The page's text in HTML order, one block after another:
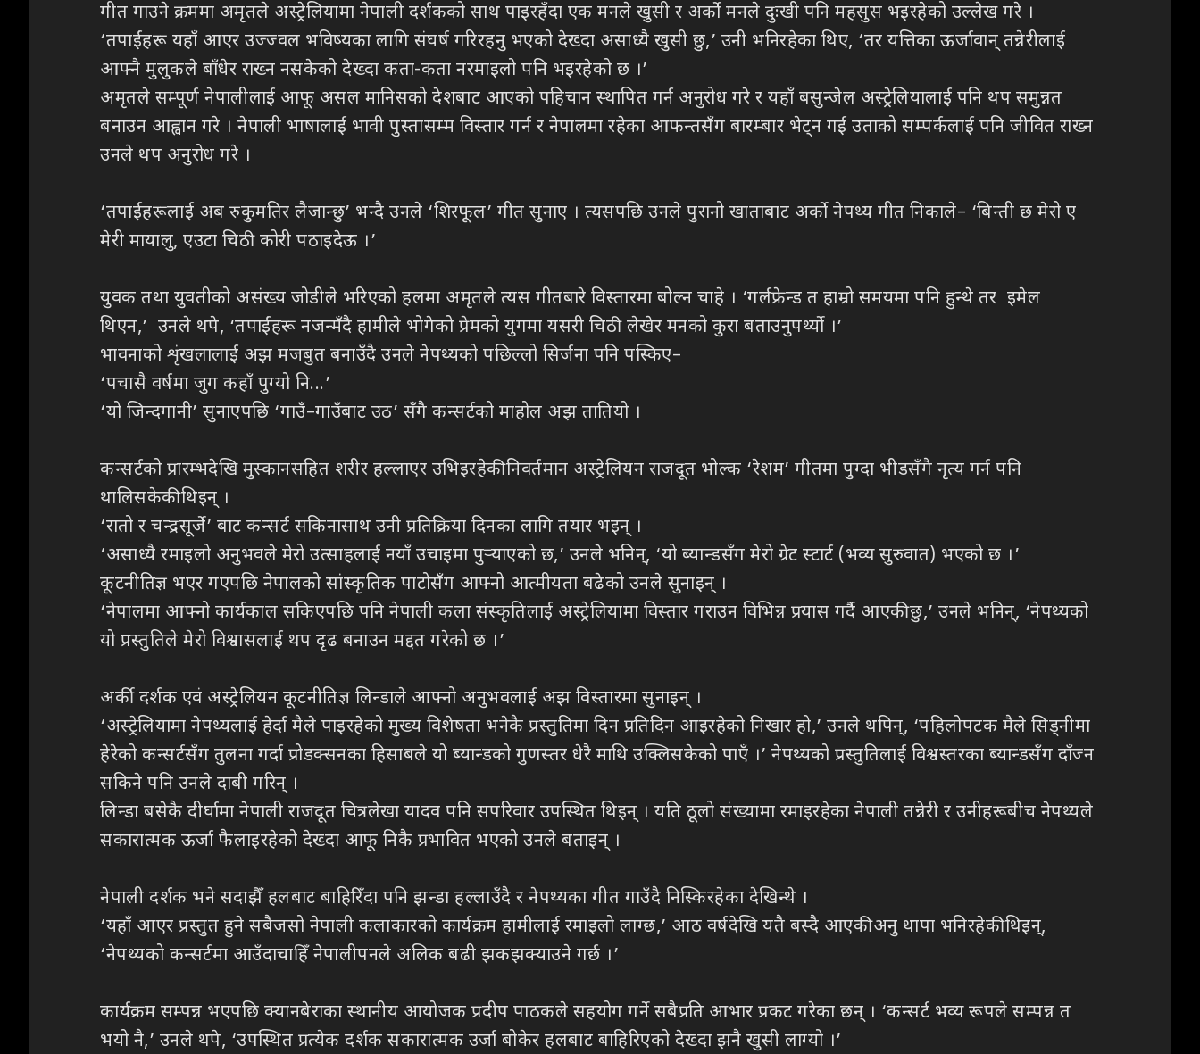
गीत गाउने क्रममा अमृतले अस्ट्रेलियामा नेपाली दर्शकको साथ पाइरहँदा एक मनले खुसी र अर्को मनले दुःखी पनि महसुस भइरहेको उल्लेख गरे ।
‘तपाईंहरू यहाँ आएर उज्ज्वल भविष्यका लागि संघर्ष गरिरहनु भएको देख्दा असाध्यै खुसी छु,’ उनी भनिरहेका थिए, ‘तर यत्तिका ऊर्जावान् तन्नेरीलाई
आफ्नै मुलुकले बाँधेर राख्न नसकेको देख्दा कता-कता नरमाइलो पनि भइरहेको छ ।’
अमृतले सम्पूर्ण नेपालीलाई आफू असल मानिसको देशबाट आएको पहिचान स्थापित गर्न अनुरोध गरे र यहाँ बसुन्जेल अस्ट्रेलियालाई पनि थप समुन्नत
बनाउन आह्वान गरे । नेपाली भाषालाई भावी पुस्तासम्म विस्तार गर्न र नेपालमा रहेका आफन्तसँग बारम्बार भेट्न गई उताको सम्पर्कलाई पनि जीवित राख्न
उनले थप अनुरोध गरे ।
‘तपाईंहरूलाई अब रुकुमतिर लैजान्छु’ भन्दै उनले ‘शिरफूल’ गीत सुनाए । त्यसपछि उनले पुरानो खाताबाट अर्को नेपथ्य गीत निकाले– ‘बिन्ती छ मेरो ए
मेरी मायालु, एउटा चिठी कोरी पठाइदेऊ ।’
युवक तथा युवतीको असंख्य जोडीले भरिएको हलमा अमृतले त्यस गीतबारे विस्तारमा बोल्न चाहे । ‘गर्लफ्रेन्ड त हाम्रो समयमा पनि हुन्थे तर इमेल
थिएन,’ उनले थपे, ‘तपाईंहरू नजन्मँदै हामीले भोगेको प्रेमको युगमा यसरी चिठी लेखेर मनको कुरा बताउनुपर्थ्यो ।’
भावनाको शृंखलालाई अझ मजबुत बनाउँदै उनले नेपथ्यको पछिल्लो सिर्जना पनि पस्किए–
‘पचासै वर्षमा जुग कहाँ पुग्यो नि...’
‘यो जिन्दगानी’ सुनाएपछि ‘गाउँ–गाउँबाट उठ’ सँगै कन्सर्टको माहोल अझ तातियो ।
कन्सर्टको प्रारम्भदेखि मुस्कानसहित शरीर हल्लाएर उभिइरहेकी निवर्तमान अस्ट्रेलियन राजदूत भोल्क ‘रेशम’ गीतमा पुग्दा भीडसँगै नृत्य गर्न पनि
थालिसकेकी थिइन् ।
‘रातो र चन्द्रसूर्जे’ बाट कन्सर्ट सकिनासाथ उनी प्रतिक्रिया दिनका लागि तयार भइन् ।
‘असाध्यै रमाइलो अनुभवले मेरो उत्साहलाई नयाँ उचाइमा पुर्‍याएको छ,’ उनले भनिन्, ‘यो ब्यान्डसँग मेरो ग्रेट स्टार्ट (भव्य सुरुवात) भएको छ ।’
कूटनीतिज्ञ भएर गएपछि नेपालको सांस्कृतिक पाटोसँग आफ्नो आत्मीयता बढेको उनले सुनाइन् ।
‘नेपालमा आफ्नो कार्यकाल सकिएपछि पनि नेपाली कला संस्कृतिलाई अस्ट्रेलियामा विस्तार गराउन विभिन्न प्रयास गर्दै आएकी छु,’ उनले भनिन्, ‘नेपथ्यको
यो प्रस्तुतिले मेरो विश्वासलाई थप दृढ बनाउन मद्दत गरेको छ ।’
अर्की दर्शक एवं अस्ट्रेलियन कूटनीतिज्ञ लिन्डाले आफ्नो अनुभवलाई अझ विस्तारमा सुनाइन् ।
‘अस्ट्रेलियामा नेपथ्यलाई हेर्दा मैले पाइरहेको मुख्य विशेषता भनेकै प्रस्तुतिमा दिन प्रतिदिन आइरहेको निखार हो,’ उनले थपिन्, ‘पहिलोपटक मैले सिड्नीमा
हेरेको कन्सर्टसँग तुलना गर्दा प्रोडक्सनका हिसाबले यो ब्यान्डको गुणस्तर धेरै माथि उक्लिसकेको पाएँ ।’ नेपथ्यको प्रस्तुतिलाई विश्वस्तरका ब्यान्डसँग दाँज्न
सकिने पनि उनले दाबी गरिन् ।
लिन्डा बसेकै दीर्घामा नेपाली राजदूत चित्रलेखा यादव पनि सपरिवार उपस्थित थिइन् । यति ठूलो संख्यामा रमाइरहेका नेपाली तन्नेरी र उनीहरूबीच नेपथ्यले
सकारात्मक ऊर्जा फैलाइरहेको देख्दा आफू निकै प्रभावित भएको उनले बताइन् ।
नेपाली दर्शक भने सदाझैँ हलबाट बाहिरिँदा पनि झन्डा हल्लाउँदै र नेपथ्यका गीत गाउँदै निस्किरहेका देखिन्थे ।
‘यहाँ आएर प्रस्तुत हुने सबैजसो नेपाली कलाकारको कार्यक्रम हामीलाई रमाइलो लाग्छ,’ आठ वर्षदेखि यतै बस्दै आएकी अनु थापा भनिरहेकी थिइन्,
‘नेपथ्यको कन्सर्टमा आउँदाचाहिँ नेपालीपनले अलिक बढी झकझक्याउने गर्छ ।’
कार्यक्रम सम्पन्न भएपछि क्यानबेराका स्थानीय आयोजक प्रदीप पाठकले सहयोग गर्ने सबैप्रति आभार प्रकट गरेका छन् । ‘कन्सर्ट भव्य रूपले सम्पन्न त
भयो नै,’ उनले थपे, ‘उपस्थित प्रत्येक दर्शक सकारात्मक उर्जा बोकेर हलबाट बाहिरिएको देख्दा झनै खुसी लाग्यो ।’